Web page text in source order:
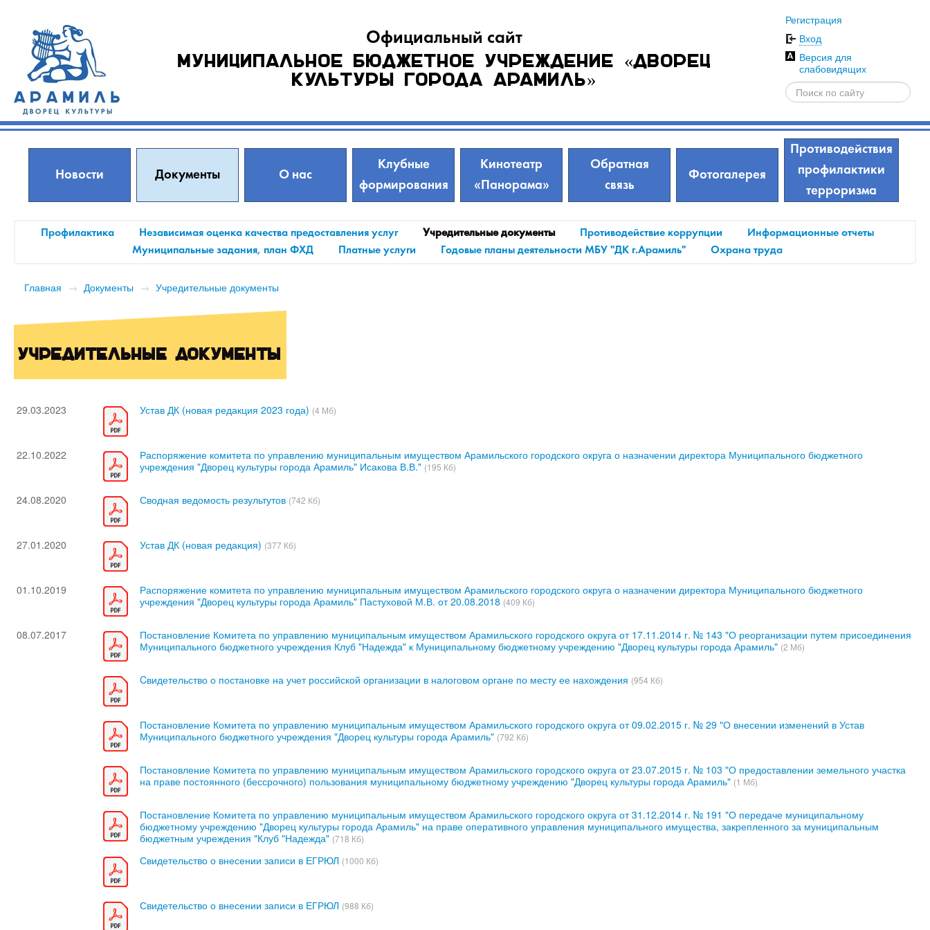
Официальный сайт
Муниципальное бюджетное учреждение «Дворец
культуры города Арамиль»
Регистрация
Вход
Версия для
слабовидящих
Новости Документы О нас
Клубные
формирования
Кинотеатр
«Панорама»
Обратная
связь
Фотогалерея
Противодействия
профилактики
терроризма
Профилактика Независимая оценка качества предоставления услуг Учредительные документы Противодействие коррупции
Информационные отчеты
Муниципальные задания, план ФХД
Платные услуги Годовые планы деятельности МБУ "ДК г.Арамиль" Охрана труда
Главная → Документы → Учредительные документы
Учредительные документы
29.03.2023 Устав ДК (новая редакция 2023 года) (4 Мб)
22.10.2022
Распоряжение комитета по управлению муниципальным имуществом Арамильского городского округа о назначении директора Муниципального бюджетного
учреждения "Дворец культуры города Арамиль" Исакова В.В." (195 Кб)
24.08.2020 Сводная ведомость результутов (742 Кб)
27.01.2020 Устав ДК (новая редакция) (377 Кб)
01.10.2019
Распоряжение комитета по управлению муниципальным имуществом Арамильского городского округа о назначении директора Муниципального бюджетного
учреждения "Дворец культуры города Арамиль" Пастуховой М.В. от 20.08.2018 (409 Кб)
08.07.2017
Постановление Комитета по управлению муниципальным имуществом Арамильского городского округа от 17.11.2014 г. № 143 "О реорганизации путем присоединения
Муниципального бюджетного учреждения Клуб "Надежда" к Муниципальному бюджетному учреждению "Дворец культуры города Арамиль" (2 Мб)
Cвидетельство о постановке на учет российской организации в налоговом органе по месту ее нахождения (954 Кб)
Постановление Комитета по управлению муниципальным имуществом Арамильского городского округа от 09.02.2015 г. № 29 "О внесении изменений в Устав
Муниципального бюджетного учреждения "Дворец культуры города Арамиль" (792 Кб)
Постановление Комитета по управлению муниципальным имуществом Арамильского городского округа от 23.07.2015 г. № 103 "О предоставлении земельного участка
на праве постоянного (бессрочного) пользования муниципальному бюджетному учреждению "Дворец культуры города Арамиль" (1 Мб)
Постановление Комитета по управлению муниципальным имуществом Арамильского городского округа от 31.12.2014 г. № 191 "О передаче муниципальному
бюджетному учреждению "Дворец культуры города Арамиль" на праве оперативного управления муниципального имущества, закрепленного за муниципальным
бюджетным учреждения "Клуб "Надежда" (718 Кб)
Свидетельство о внесении записи в ЕГРЮЛ (1000 Кб)
Свидетельство о внесении записи в ЕГРЮЛ (988 Кб)